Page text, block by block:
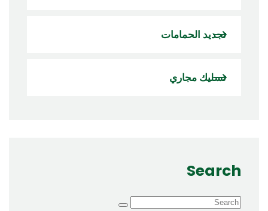
تجديد الحمامات
تسليك مجاري
Search